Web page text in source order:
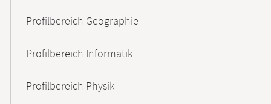
Profilbereich Geographie
Profilbereich Informatik
Profilbereich Physik